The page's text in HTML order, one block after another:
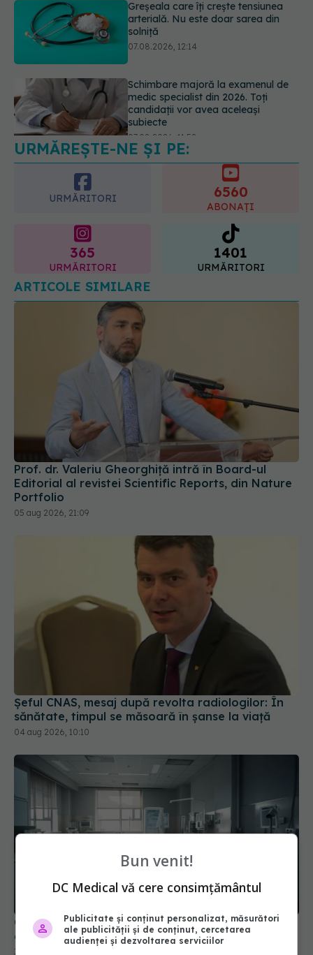
Schimbare majoră la examenul de
medic specialist din 2026. Toți
candidații vor avea aceleași
subiecte
Cât durează simptomele
menopauzei?
07.08.2026, 15:14
URMĂREȘTE-NE ȘI PE:
URMĂRITORI 6560
ABONAȚI
365
URMĂRITORI
1401
URMĂRITORI
ARTICOLE SIMILARE
Prof. dr. Valeriu Gheorghiță intră în Board-ul
Editorial al revistei Scientific Reports, din Nature
Portfolio
05 aug 2026, 21:09
Șeful CNAS, mesaj după revolta radiologilor: În
sănătate, timpul se măsoară în șanse la viață
04 aug 2026, 10:10
Cseke Attila, anunț de ultimă oră despre spitalele
din țară
31 iul 2026, 10:31
Bun venit!
DC Medical vă cere consimțământul
Publicitate și conținut personalizat, măsurători
ale publicității și de conținut, cercetarea
audienței și dezvoltarea serviciilor